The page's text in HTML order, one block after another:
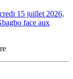
15 juillet 2026,
face aux